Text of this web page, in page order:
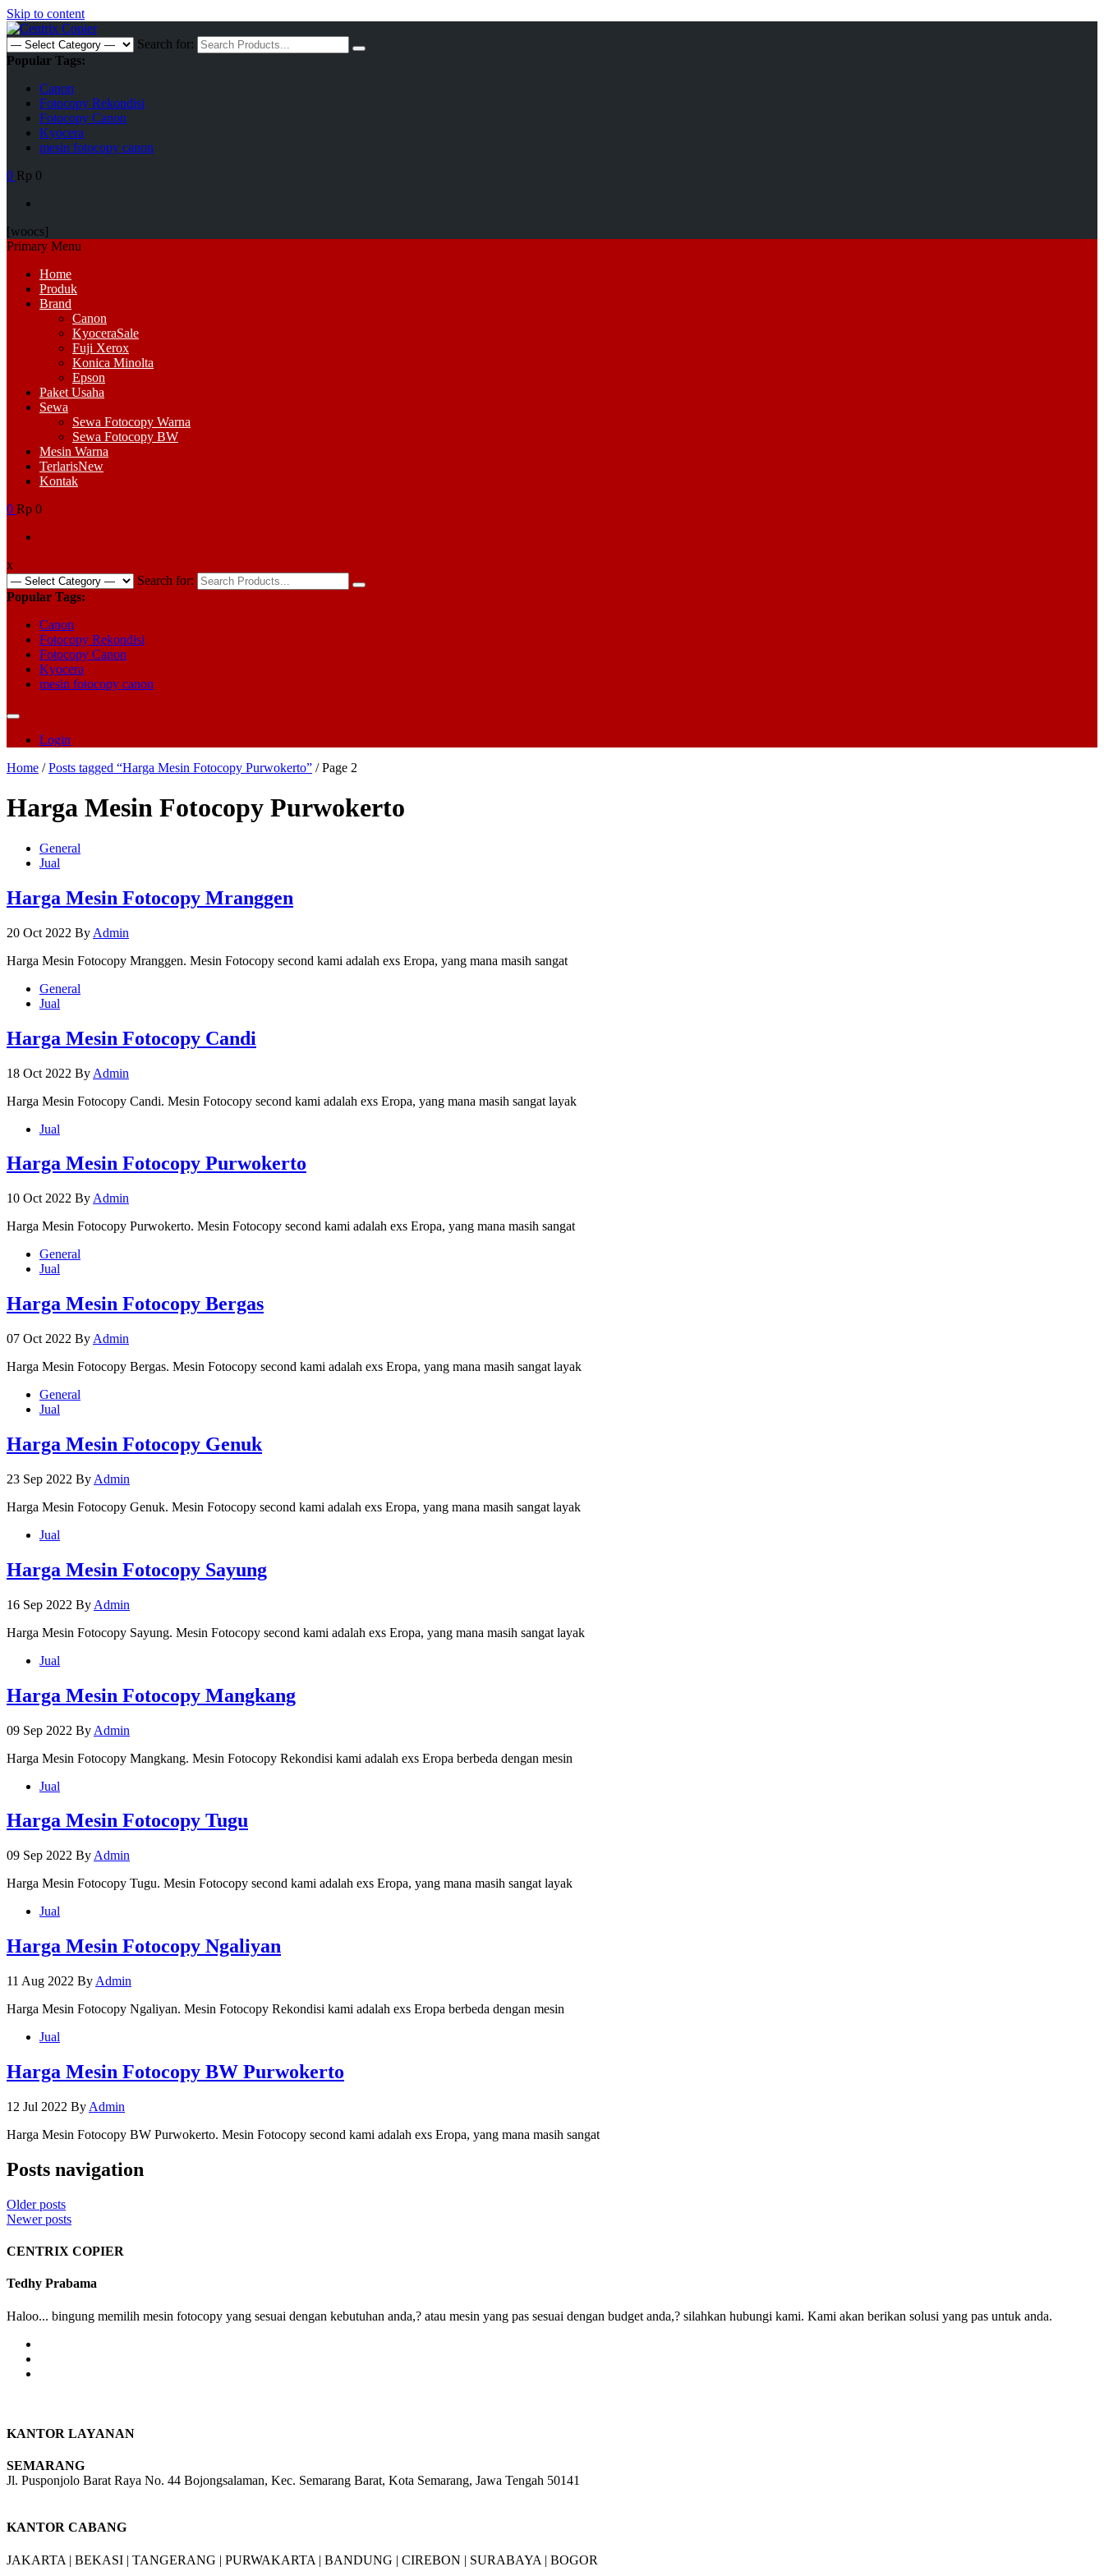
Skip to content
Search for:
Popular Tags:
Canon
Fotocopy Rekondisi
Fotocopy Canon
Kyocera
mesin fotocopy canon
0 Rp 0
[woocs]
Primary Menu
Home
Produk
Brand
Canon
KyoceraSale
Fuji Xerox
Konica Minolta
Epson
Paket Usaha
Sewa
Sewa Fotocopy Warna
Sewa Fotocopy BW
Mesin Warna
TerlarisNew
Kontak
0 Rp 0
x
Search for:
Popular Tags:
Canon
Fotocopy Rekondisi
Fotocopy Canon
Kyocera
mesin fotocopy canon
Login
Home /Posts tagged “Harga Mesin Fotocopy Purwokerto” / Page 2
Harga Mesin Fotocopy Purwokerto
General
Jual
Harga Mesin Fotocopy Mranggen
20 Oct 2022 By Admin
Harga Mesin Fotocopy Mranggen. Mesin Fotocopy second kami adalah exs Eropa, yang mana masih sangat
General
Jual
Harga Mesin Fotocopy Candi
18 Oct 2022 By Admin
Harga Mesin Fotocopy Candi. Mesin Fotocopy second kami adalah exs Eropa, yang mana masih sangat layak
Jual
Harga Mesin Fotocopy Purwokerto
10 Oct 2022 By Admin
Harga Mesin Fotocopy Purwokerto. Mesin Fotocopy second kami adalah exs Eropa, yang mana masih sangat
General
Jual
Harga Mesin Fotocopy Bergas
07 Oct 2022 By Admin
Harga Mesin Fotocopy Bergas. Mesin Fotocopy second kami adalah exs Eropa, yang mana masih sangat layak
General
Jual
Harga Mesin Fotocopy Genuk
23 Sep 2022 By Admin
Harga Mesin Fotocopy Genuk. Mesin Fotocopy second kami adalah exs Eropa, yang mana masih sangat layak
Jual
Harga Mesin Fotocopy Sayung
16 Sep 2022 By Admin
Harga Mesin Fotocopy Sayung. Mesin Fotocopy second kami adalah exs Eropa, yang mana masih sangat layak
Jual
Harga Mesin Fotocopy Mangkang
09 Sep 2022 By Admin
Harga Mesin Fotocopy Mangkang. Mesin Fotocopy Rekondisi kami adalah exs Eropa berbeda dengan mesin
Jual
Harga Mesin Fotocopy Tugu
09 Sep 2022 By Admin
Harga Mesin Fotocopy Tugu. Mesin Fotocopy second kami adalah exs Eropa, yang mana masih sangat layak
Jual
Harga Mesin Fotocopy Ngaliyan
11 Aug 2022 By Admin
Harga Mesin Fotocopy Ngaliyan. Mesin Fotocopy Rekondisi kami adalah exs Eropa berbeda dengan mesin
Jual
Harga Mesin Fotocopy BW Purwokerto
12 Jul 2022 By Admin
Harga Mesin Fotocopy BW Purwokerto. Mesin Fotocopy second kami adalah exs Eropa, yang mana masih sangat
Posts navigation
Older posts
Newer posts
CENTRIX COPIER
Tedhy Prabama
Haloo... bingung memilih mesin fotocopy yang sesuai dengan kebutuhan anda,? atau mesin yang pas sesuai dengan budget anda,? silahkan hubungi kami. Kami akan berikan solusi yang pas untuk anda.
KANTOR LAYANAN
SEMARANG
Jl. Pusponjolo Barat Raya No. 44 Bojongsalaman, Kec. Semarang Barat, Kota Semarang, Jawa Tengah 50141
KANTOR CABANG
JAKARTA | BEKASI | TANGERANG | PURWAKARTA | BANDUNG | CIREBON | SURABAYA | BOGOR